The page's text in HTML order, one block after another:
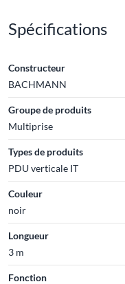
Spécifications
Constructeur
BACHMANN
Groupe de produits
Multiprise
Types de produits
PDU verticale IT
Couleur
noir
Longueur
3 m
Fonction